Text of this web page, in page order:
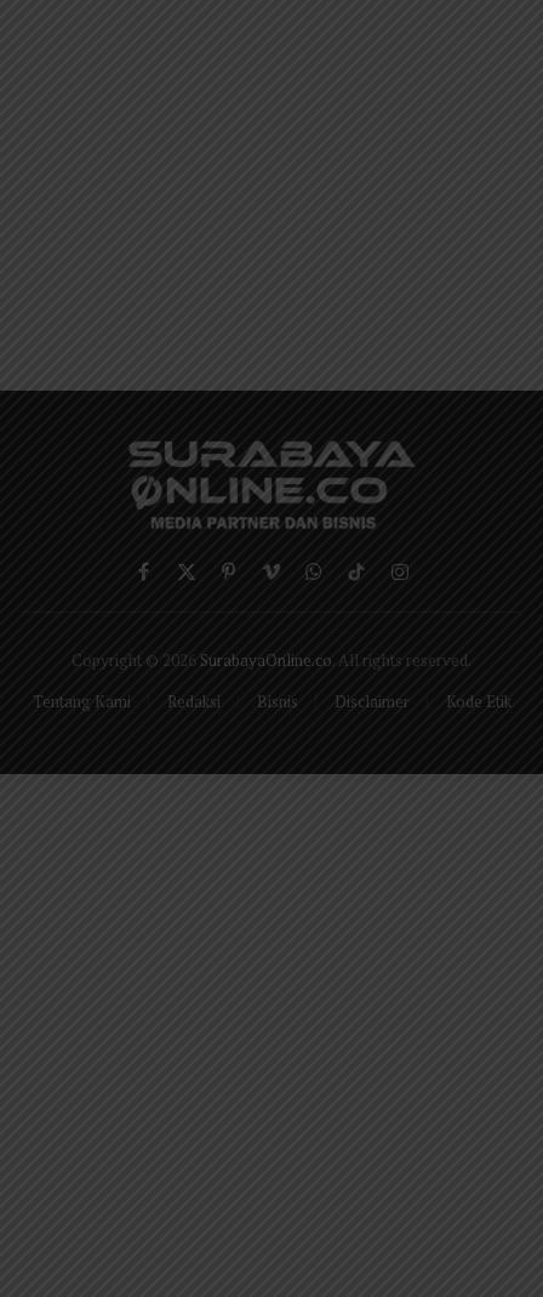
Facebook
X
PinterestVimeoWhatsApp
TikTokInstagram
Copyright © 2026 SurabayaOnline.co . All rights reserved.
Tentang Kami
Redaksi Bisnis Disclaimer Kode Etik